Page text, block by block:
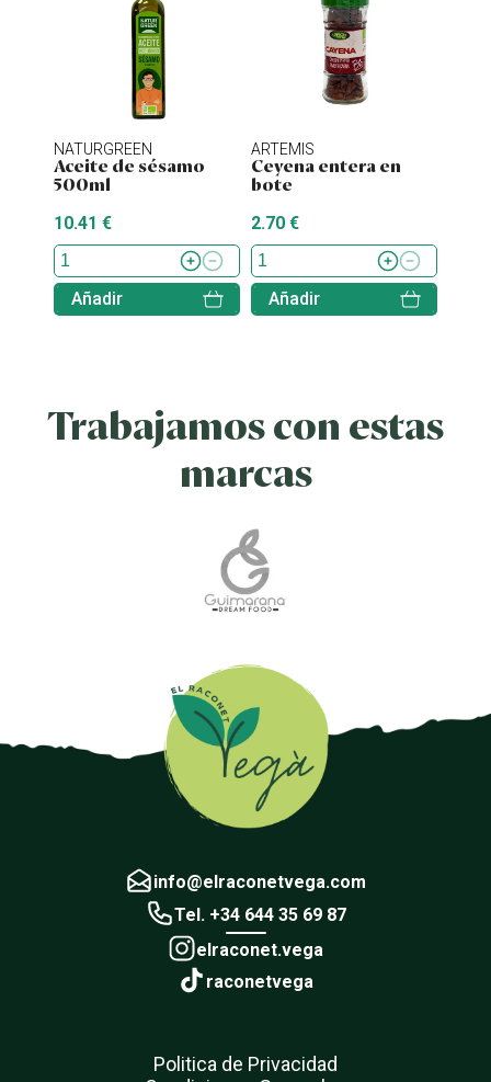
NATURGREEN
Aceite de sésamo
500ml
10.41 €
Añadir
ARTEMIS
Ceyena entera en
bote
2.70 €
Añadir
Trabajamos con estas
marcas
info@elraconetvega.com
Tel. +34 644 35 69 87
elraconet.vega
raconetvega
Politica de Privacidad